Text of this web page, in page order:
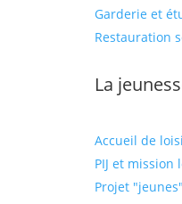
Garderie et
Restauration
La
Accueil de
PIJ et mission
Projet